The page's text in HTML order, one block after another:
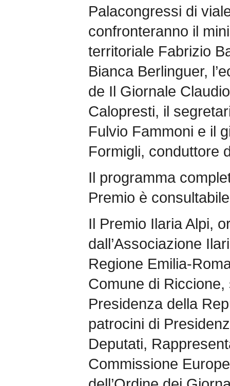
Palacongressi di
confronteranno il
territoriale Fabrizio
Bianca Berlinguer,
de Il Giornale
Calopresti, il
Fulvio Fammoni e il
Formigli, conduttore
Il programma
Premio è
Il Premio Ilaria Alpi,
dall’Associazione
Regione Emilia-
Comune di Riccione,
Presidenza della
patrocini di
Deputati,
Commissione